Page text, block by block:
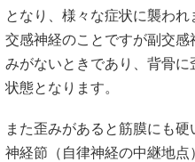
となり、様々な症状に襲わ
交感神経のことですが副交
みがないときであり、背骨
状態となります。
また歪みがあると筋膜にも
神経節（自律神経の中継地点